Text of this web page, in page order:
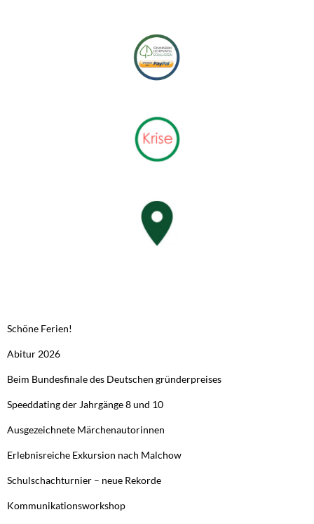
Schöne Ferien!
Abitur 2026
Beim Bundesfinale des Deutschen gründerpreises
Speeddating der Jahrgänge 8 und 10
Ausgezeichnete Märchenautorinnen
Erlebnisreiche Exkursion nach Malchow
Schulschachturnier – neue Rekorde
Kommunikationsworkshop